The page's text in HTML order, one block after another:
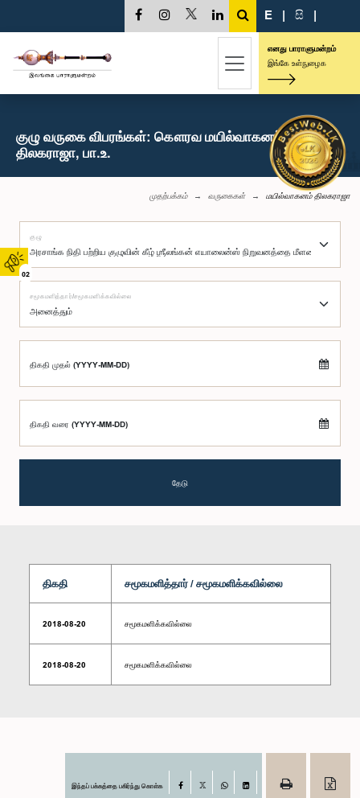
02
E | සි |
எனது பாராளுமன்றம்
இங்கே உள்நுழைக
குழு வருகை விபரங்கள்: கௌரவ மயில்வாகனம்
திலகராஜா, பா.உ.
முதற்பக்கம் வருகைகள் மயில்வாகனம் திலகராஜா
குழு
சமூகமளித்தார்/சமூகமளிக்கவில்லை
திகதி முதல் (YYYY-MM-DD)
திகதி வரை (YYYY-MM-DD)
தேடு
திகதி சமூகமளித்தார் / சமூகமளிக்கவில்லை
2018-08-20 சமூகமளிக்கவில்லை
2018-08-20 சமூகமளிக்கவில்லை
இந்தப் பக்கத்தை பகிர்ந்து கொள்க Facebook